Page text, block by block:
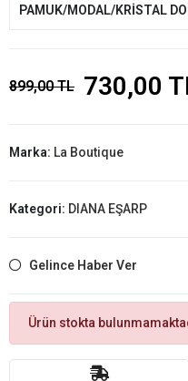
PAMUK/MODAL/KRİSTAL
899,00 TL 730,00
Marka: La Boutique
Kategori: DIANA EŞARP
Gelince Haber Ver
Ürün stokta